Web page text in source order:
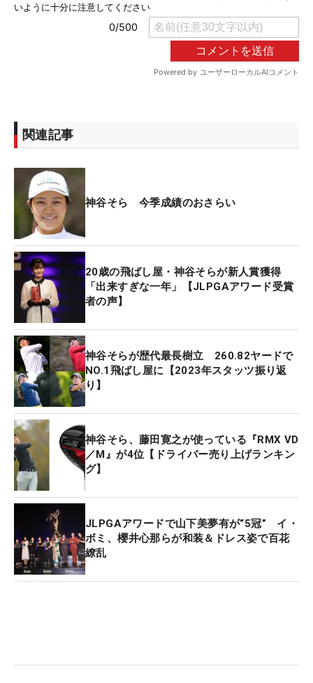
関連記事
神谷そら 今季成績のおさらい
20歳の飛ばし屋・神谷そらが新人賞獲得
「出来すぎな一年」【JLPGAアワード受賞
者の声】
神谷そらが歴代最長樹立 260.82ヤードで
NO.1飛ばし屋に【2023年スタッツ振り返
り】
神谷そら、藤田寛之が使っている『RMX VD
／M』が4位【ドライバー売り上げランキン
グ】
JLPGAアワードで山下美夢有が“5冠” イ・
ボミ、櫻井心那らが和装＆ドレス姿で百花
繚乱